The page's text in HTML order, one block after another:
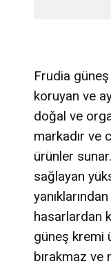
Frudia
koruyan ve
doğal ve
markadır ve
ürünler
sağlayan
hasarlardan
güneş kremi
bırakmaz ve